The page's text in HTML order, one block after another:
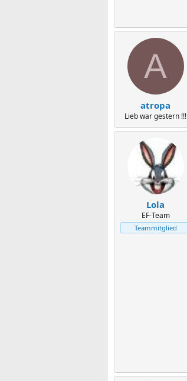
A
atropa
Lieb war gestern !!!
Lola
EF-Team
Teammitglied